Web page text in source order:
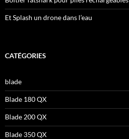
Et Splash un drone dans l’eau
CATÉGORIES
blade
Blade 180 QX
Blade 200 QX
Blade 350 QX